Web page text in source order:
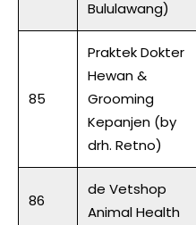
Bululawang)
85
Praktek Dokter
Hewan &
Grooming
Kepanjen (by
drh. Retno)
86
de Vetshop
Animal Health